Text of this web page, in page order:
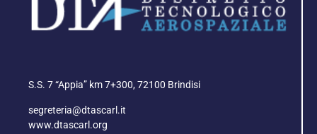
S.S. 7 “Appia” km 7+300, 72100 Brindisi
segreteria@dtascarl.it
www.dtascarl.org